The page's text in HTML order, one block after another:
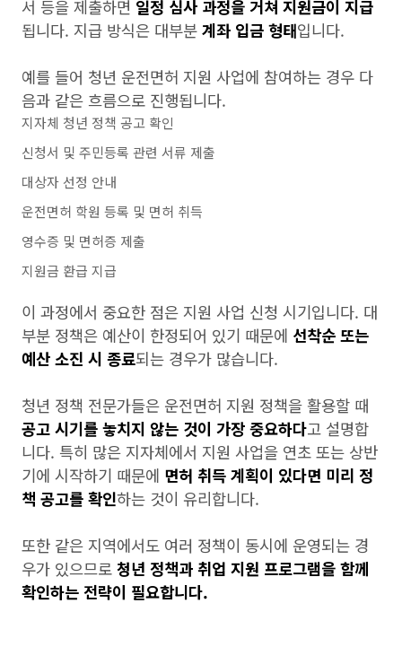
서 등을 제출하면 일정 심사 과정을 거쳐 지원금이 지급
됩니다. 지급 방식은 대부분 계좌 입금 형태입니다.
예를 들어 청년 운전면허 지원 사업에 참여하는 경우 다
음과 같은 흐름으로 진행됩니다.
지자체 청년 정책 공고 확인
신청서 및 주민등록 관련 서류 제출
대상자 선정 안내
운전면허 학원 등록 및 면허 취득
영수증 및 면허증 제출
지원금 환급 지급
이 과정에서 중요한 점은 지원 사업 신청 시기입니다. 대
부분 정책은 예산이 한정되어 있기 때문에 선착순 또는
예산 소진 시 종료되는 경우가 많습니다.
청년 정책 전문가들은 운전면허 지원 정책을 활용할 때
공고 시기를 놓치지 않는 것이 가장 중요하다고 설명합
니다. 특히 많은 지자체에서 지원 사업을 연초 또는 상반
기에 시작하기 때문에 면허 취득 계획이 있다면 미리 정
책 공고를 확인하는 것이 유리합니다.
또한 같은 지역에서도 여러 정책이 동시에 운영되는 경
우가 있으므로 청년 정책과 취업 지원 프로그램을 함께
확인하는 전략이 필요합니다.